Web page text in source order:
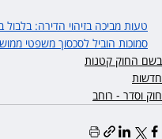
טעות מביכה בזיהוי הדירה: בלבול
סמוכות הוביל לסכסוך משפטי
בשם החוק קטנות
חדשות
חוק וסדר - רוחב